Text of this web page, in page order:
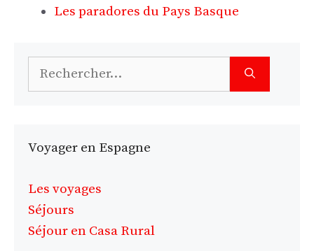
Les paradores du Pays Basque
Rechercher :
Voyager en Espagne
Les voyages
Séjours
Séjour en Casa Rural